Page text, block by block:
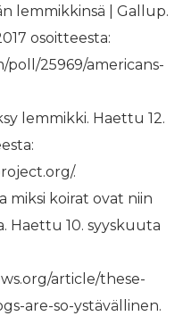
lemmikkinsä | Gallup.
osoitteesta:
25969/americans-
lemmikki. Haettu 12.
.
miksi koirat ovat niin
Haettu 10. syyskuuta
article/these-
are-so-ystävällinen.